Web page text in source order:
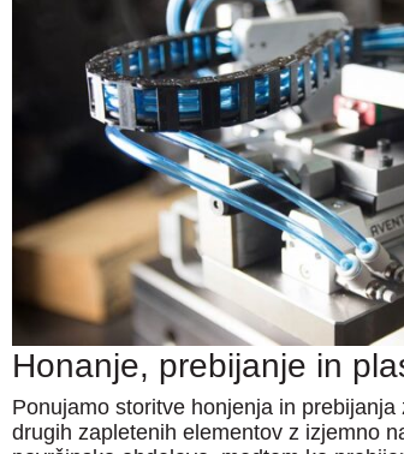
Honanje, prebijanje in
Ponujamo storitve honjenja in
drugih zapletenih elementov z izjemno